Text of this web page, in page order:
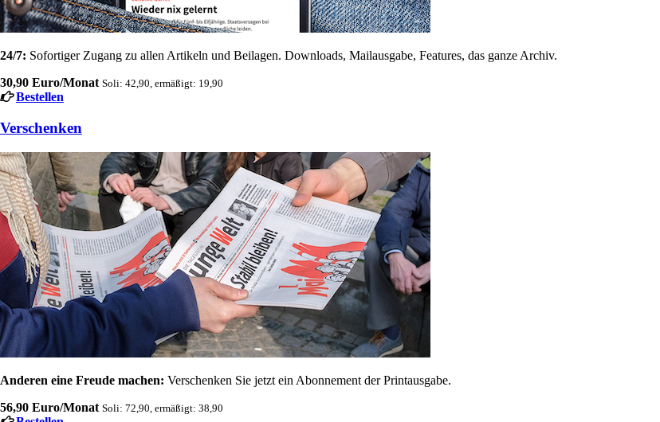
24/7: Sofortiger Zugang zu allen Artikeln und Beilagen. Downloads, Mailausgabe, Features, das ganze Archiv.
30,90 Euro/Monat Soli: 42,90, ermäßigt: 19,90
Bestellen
Verschenken
Anderen eine Freude machen: Verschenken Sie jetzt ein Abonnement der Printausgabe.
56,90 Euro/Monat Soli: 72,90, ermäßigt: 38,90